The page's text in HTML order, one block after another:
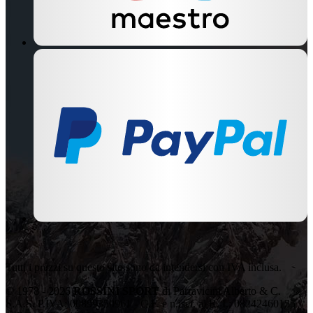
Tutti i prezzi su questo sito sono da intendersi con IVA inclusa.
© 1978 - 2026ROSSINI SPORT di Parravicini Alberto & C.
S.A.S. P.IVA: 00899350961 - C.F. e n.iscr. al R. I.: 08242460155 -